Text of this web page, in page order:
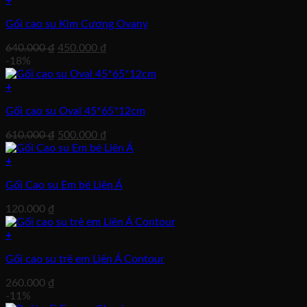
Gối cao su Kim Cương Ovany
640.000₫ Giá
là:
450.000 ₫
tại
-18%
+
Gối cao su Oval 45*65*12cm
610.000₫ Giá
gốc
500.000 ₫
hiện
500.000 ₫.
+
Gối Cao su Em bé Liên Á
120.000 ₫
+
Gối cao su trẻ em Liên Á Contour
260.000 ₫
-11%